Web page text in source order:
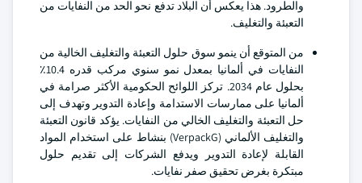
والطرود. هذا يعكس أن البلاد تدفع نحو الحد من النفايات من
التعبئة والتغليف.
من المتوقع أن ينمو سوق حلول التعبئة والتغليف الخالية من
النفايات في ألمانيا بمعدل نمو سنوي مركب قدره 10.4٪
بحلول عام 2034. تركز اللوائح الحكومية الأكثر صرامة في
ألمانيا على ممارسات الاستدامة وإعادة التدوير وتهدف إلى
حل التعبئة والتغليف الخالي من النفايات. يؤكد قانون التعبئة
والتغليف الألماني (VerpackG) بنشاط على استخدام المواد
القابلة لإعادة التدوير ويدفع الشركات إلى تقديم حلول
مبتكرة بغرض تحقيق صفر نفايات.